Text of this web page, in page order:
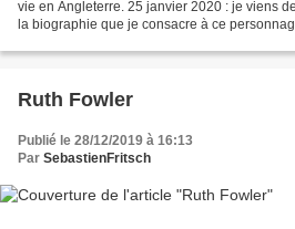
vie en Angleterre. 25 janvier 2020 : je viens
la biographie que je consacre à ce
Ruth Fowler
Publié le 28/12/2019 à 16:13
Par SebastienFritsch